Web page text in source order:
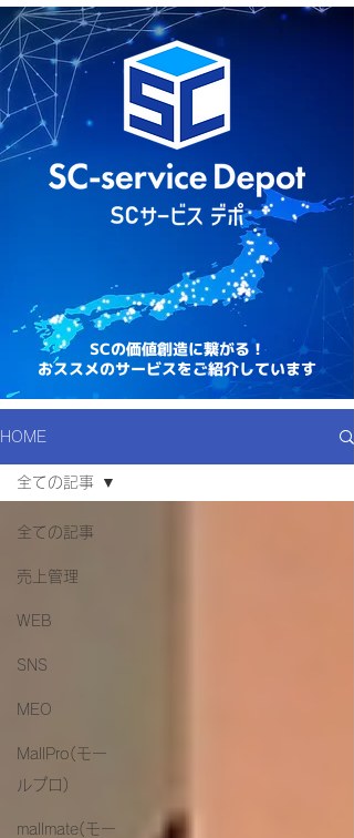
SCの価値創造に繋がる！
おススメのサービスをご紹介しています
HOME
全ての記事
売上管理
WEB
SNS
MEO
MallPro(モー
ルプロ)
mallmate(モー
全ての記事